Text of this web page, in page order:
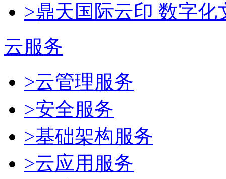
>鼎天国际云印 数字化
云服务
>云管理服务
>安全服务
>基础架构服务
>云应用服务